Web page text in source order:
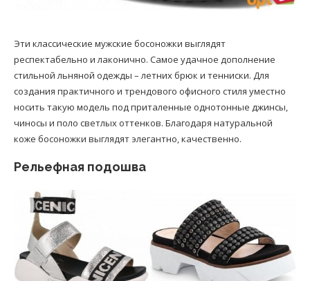
Эти классические мужские босоножки выглядят
респектабельно и лаконично. Самое удачное дополнение
стильной льняной одежды – летних брюк и тенниски. Для
создания практичного и трендового офисного стиля уместно
носить такую модель под приталенные однотонные джинсы,
чиносы и поло светлых оттенков. Благодаря натуральной
коже босоножки выглядят элегантно, качественно.
Рельефная подошва